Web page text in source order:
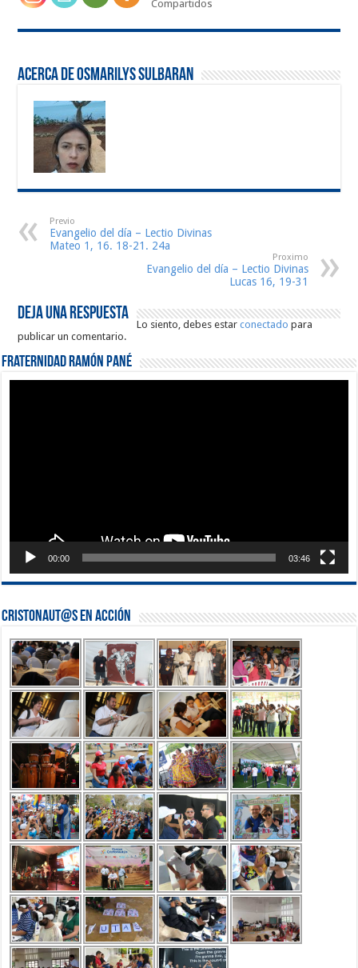
Compartidos
Acerca de Osmarilys Sulbaran
Previo
Evangelio del día – Lectio Divinas
Mateo 1, 16. 18-21. 24a
Proximo
Evangelio del día – Lectio Divinas
Lucas 16, 19-31
Deja una respuesta
Lo siento, debes estarconectado para
publicar un comentario.
Fraternidad Ramón Pané
00:00 03:46
Cristonaut@s en Acción